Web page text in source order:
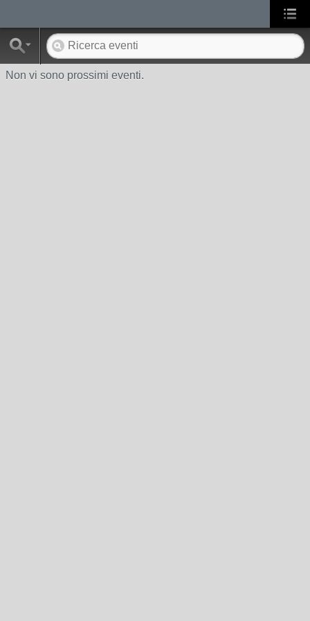
Non vi sono prossimi eventi.